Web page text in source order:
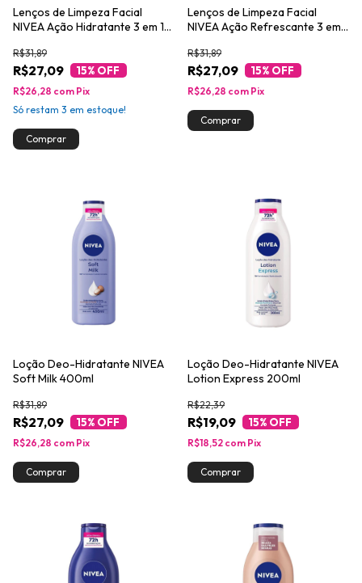
Lenços de Limpeza Facial
NIVEA Ação Hidratante 3 em 1
R$27,09
R$31,89
15% OFF
R$26,28 com Pix
Só restam 3 em estoque!
Lenços de Limpeza Facial
NIVEA Ação Refrescante 3 em 1
R$27,09
R$31,89
15% OFF
R$26,28 com Pix
Loção Deo-Hidratante NIVEA
Soft Milk 400ml
R$27,09
R$31,89
15% OFF
R$26,28 com Pix
Loção Deo-Hidratante NIVEA
Lotion Express 200ml
R$19,09
R$22,39
15% OFF
R$18,52 com Pix